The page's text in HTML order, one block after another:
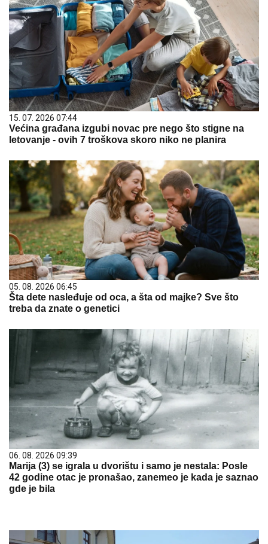
15. 07. 2026 07:44
Većina građana izgubi novac pre nego što stigne na
letovanje - ovih 7 troškova skoro niko ne planira
05. 08. 2026 06:45
Šta dete nasleđuje od oca, a šta od majke? Sve što
treba da znate o genetici
06. 08. 2026 09:39
Marija (3) se igrala u dvorištu i samo je nestala: Posle
42 godine otac je pronašao, zanemeo je kada je saznao
gde je bila